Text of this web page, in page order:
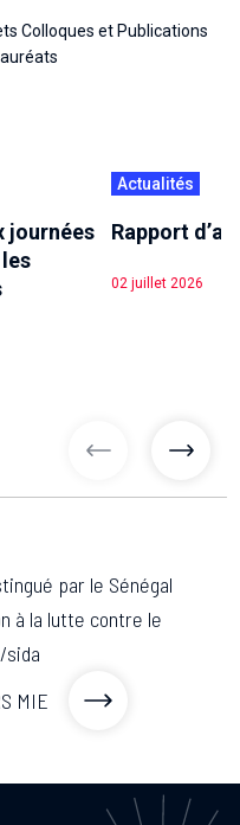
Colloques et Publications
journées
Actualités
Rapport
02 juillet 2026
articles
par le Sénégal
à la lutte contre le
sida
MIE